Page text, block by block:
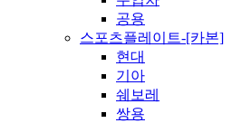
공용
스포츠플레이트-[카본]
현대
기아
쉐보레
쌍용